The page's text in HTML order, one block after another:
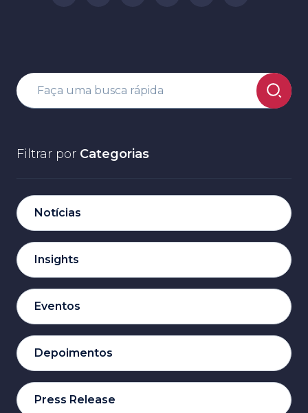
Filtrar por Categorias
Notícias
Insights
Eventos
Depoimentos
Press Release